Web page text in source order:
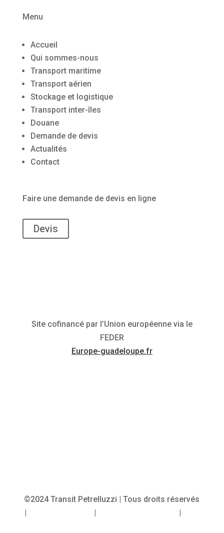
Menu
Accueil
Qui sommes-nous
Transport maritime
Transport aérien
Stockage et logistique
Transport inter-îles
Douane
Demande de devis
Actualités
Contact
Faire une demande de devis en ligne
Devis
Site cofinancé par l’Union européenne via le
FEDER
Europe-guadeloupe.fr
©2024 Transit Petrelluzzi | Tous droits réservés